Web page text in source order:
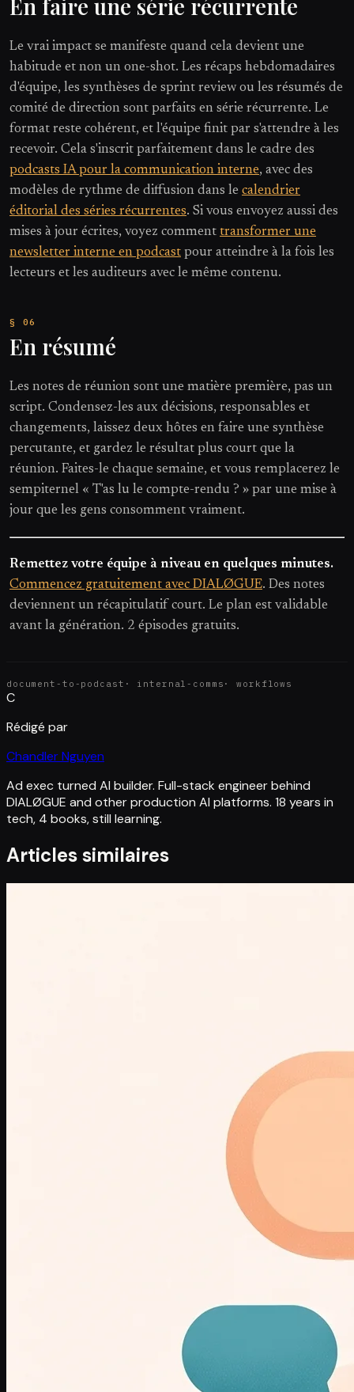
En faire une série récurrente
Le vrai impact se manifeste quand cela devient une
habitude et non un one-shot. Les récaps hebdomadaires
d'équipe, les synthèses de sprint review ou les résumés de
comité de direction sont parfaits en série récurrente. Le
format reste cohérent, et l'équipe finit par s'attendre à les
recevoir. Cela s'inscrit parfaitement dans le cadre des
podcasts IA pour la communication interne, avec des
modèles de rythme de diffusion dans le calendrier
éditorial des séries récurrentes. Si vous envoyez aussi des
mises à jour écrites, voyez comment transformer une
newsletter interne en podcast pour atteindre à la fois les
lecteurs et les auditeurs avec le même contenu.
En résumé
Les notes de réunion sont une matière première, pas un
script. Condensez-les aux décisions, responsables et
changements, laissez deux hôtes en faire une synthèse
percutante, et gardez le résultat plus court que la
réunion. Faites-le chaque semaine, et vous remplacerez le
sempiternel « T'as lu le compte-rendu ? » par une mise à
jour que les gens consomment vraiment.
Remettez votre équipe à niveau en quelques minutes.
Commencez gratuitement avec DIALØGUE. Des notes
deviennent un récapitulatif court. Le plan est validable
avant la génération. 2 épisodes gratuits.
document-to-podcast · internal-comms ·workflows
C
Rédigé par
Chandler Nguyen
Ad exec turned AI builder. Full-stack engineer behind
DIALØGUE and other production AI platforms. 18 years in
tech, 4 books, still learning.
Articles similaires